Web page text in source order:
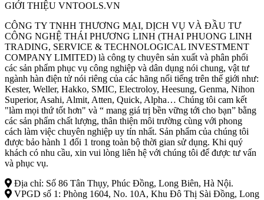
GIỚI THIỆU VNTOOLS.VN
CÔNG TY TNHH THƯƠNG MẠI, DỊCH VỤ VÀ ĐẦU TƯ
CÔNG NGHỆ THÁI PHƯƠNG LINH (THAI PHUONG LINH
TRADING, SERVICE & TECHNOLOGICAL INVESTMENT
COMPANY LIMITED) là công ty chuyên sản xuất và phân phối
các sản phẩm phục vụ công nghiệp và dân dụng nói chung, vật tư
ngành hàn điện tử nói riêng của các hãng nổi tiếng trên thế giới như:
Kester, Weller, Hakko, SMIC, Electroloy, Heesung, Genma, Nihon
Superior, Asahi, Almit, Atten, Quick, Alpha… Chúng tôi cam kết
"làm mọi thứ tốt hơn" và “ mang giá trị bền vững tới cho bạn” bằng
các sản phẩm chất lượng, thân thiện môi trường cùng với phong
cách làm việc chuyên nghiệp uy tín nhất. Sản phẩm của chúng tôi
được bảo hành 1 đổi 1 trong toàn bộ thời gian sử dụng. Khi quý
khách có nhu cầu, xin vui lòng liên hệ với chúng tôi để được tư vấn
và phục vụ.
Địa chỉ: Số 86 Tân Thụy, Phúc Đồng, Long Biên, Hà Nội.
VPGD số 1: Phòng 1604, No. 10A, Khu Đô Thị Sài Đồng, Long